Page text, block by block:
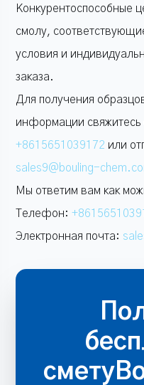
Конкурентоспособные
смолу,
условия и
заказа.
Для получения
информации свяжитесь
+8615651039172 или
sales9@bouling-
Мы ответим вам как
Телефон:
Электронная почта: